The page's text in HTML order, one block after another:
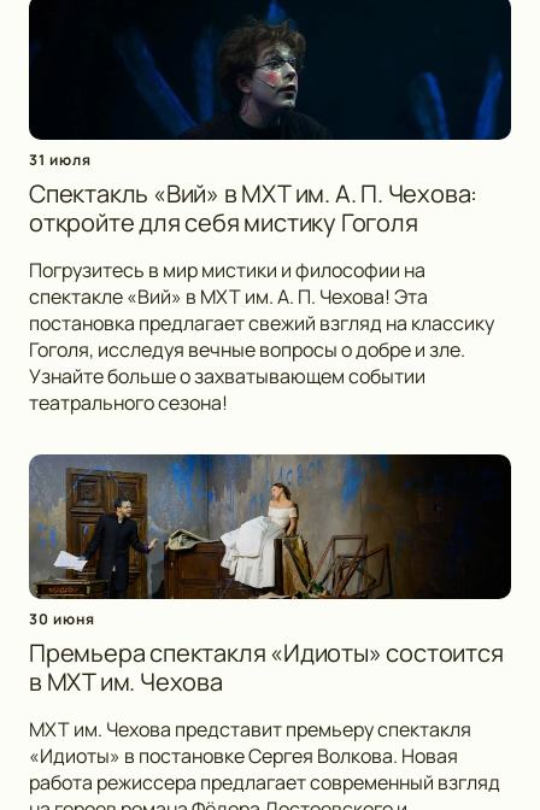
31 июля
Спектакль «Вий» в МХТ им. А. П. Чехова:
откройте для себя мистику Гоголя
Погрузитесь в мир мистики и философии на
спектакле «Вий» в МХТ им. А. П. Чехова! Эта
постановка предлагает свежий взгляд на классику
Гоголя, исследуя вечные вопросы о добре и зле.
Узнайте больше о захватывающем событии
театрального сезона!
30 июня
Премьера спектакля «Идиоты» состоится
в МХТ им. Чехова
МХТ им. Чехова представит премьеру спектакля
«Идиоты» в постановке Сергея Волкова. Новая
работа режиссера предлагает современный взгляд